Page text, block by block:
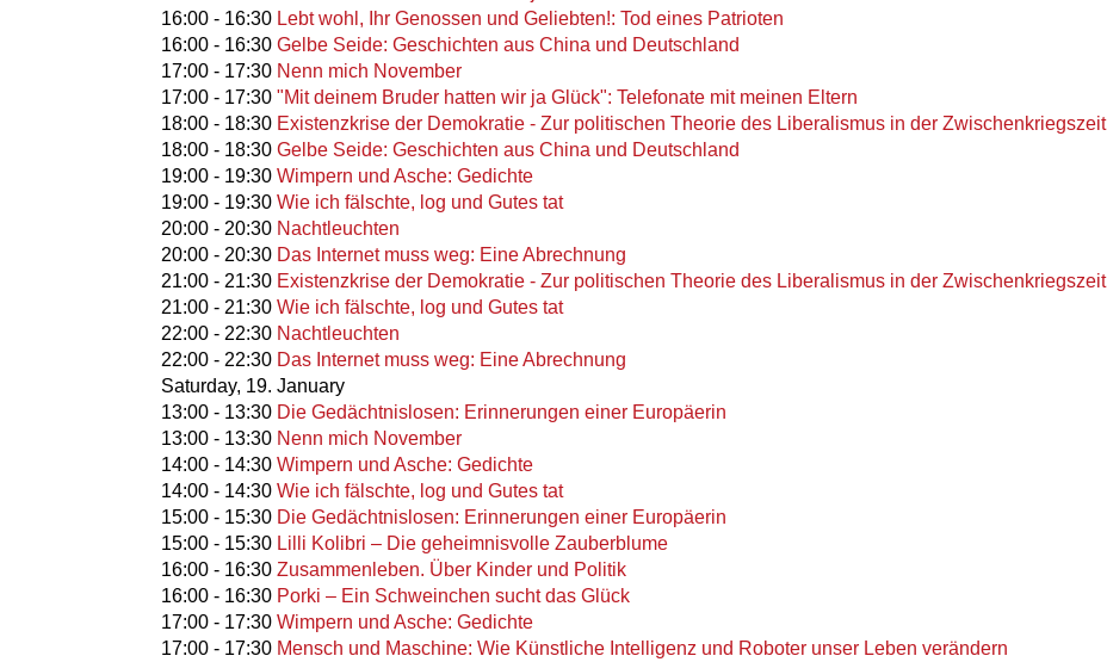
16:00- 16:30 Lebt wohl, Ihr Genossen und Geliebten!: Tod eines Patrioten
16:00- 16:30 Gelbe Seide: Geschichten aus China und Deutschland
17:00- 17:30 Nenn mich November
17:00- 17:30 "Mit deinem Bruder hatten wir ja Glück": Telefonate mit meinen Eltern
18:00- 18:30 Existenzkrise der Demokratie - Zur politischen Theorie des Liberalismus in der Zwischenkriegszeit
18:00- 18:30 Gelbe Seide: Geschichten aus China und Deutschland
19:00- 19:30 Wimpern und Asche: Gedichte
19:00- 19:30 Wie ich fälschte, log und Gutes tat
20:00- 20:30 Nachtleuchten
20:00- 20:30 Das Internet muss weg: Eine Abrechnung
21:00- 21:30 Existenzkrise der Demokratie - Zur politischen Theorie des Liberalismus in der Zwischenkriegszeit
21:00- 21:30 Wie ich fälschte, log und Gutes tat
22:00- 22:30 Nachtleuchten
22:00- 22:30 Das Internet muss weg: Eine Abrechnung
Saturday, 19. January
13:00- 13:30 Die Gedächtnislosen: Erinnerungen einer Europäerin
13:00- 13:30 Nenn mich November
14:00- 14:30 Wimpern und Asche: Gedichte
14:00- 14:30 Wie ich fälschte, log und Gutes tat
15:00- 15:30 Die Gedächtnislosen: Erinnerungen einer Europäerin
15:00- 15:30 Lilli Kolibri – Die geheimnisvolle Zauberblume
16:00- 16:30 Zusammenleben. Über Kinder und Politik
16:00- 16:30 Porki – Ein Schweinchen sucht das Glück
17:00- 17:30 Wimpern und Asche: Gedichte
17:00- 17:30 Mensch und Maschine: Wie Künstliche Intelligenz und Roboter unser Leben verändern